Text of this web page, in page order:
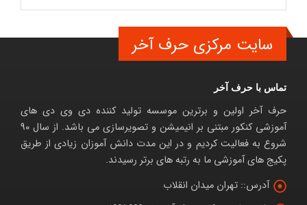
سایت مرکزی حرف آخر
تماس با حرف آخر
حرف آخر اولین و برترین موسسه تولید کننده دی وی دی های
آموزشی کنکور مبتنی بر انیمیشن و تصویرسازی می باشد. از سال 90
شروع به فعالیت کردیم و در این مدت دانش آموزان زیادی از طریق
پکیج های آموزشی ما به رتبه های برتر رسیدند.
آدرس:: تهران میدان انقلاب